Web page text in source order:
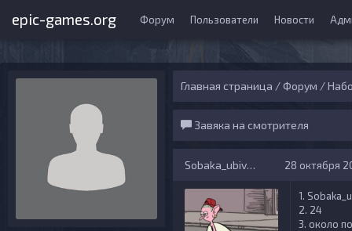
epic-games.org Форум Пользователи Новости
Главная страница /Форум /
Завяка на смотрителя
Sobaka_ubivaka143 28 октября
1.
2. 24
3. около